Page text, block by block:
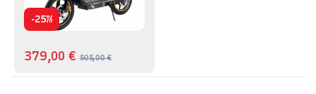
-25%
379,00€ 505,00€